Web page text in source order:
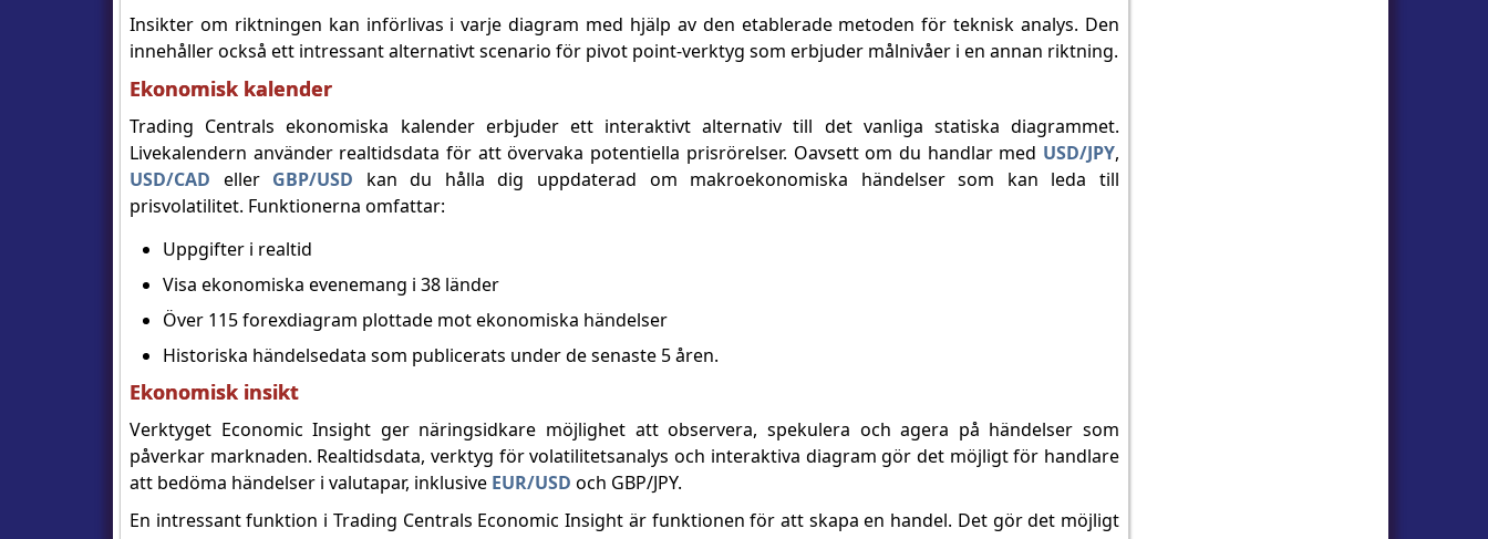
Insikter om riktningen kan införlivas i varje diagram med hjälp av den etablerade metoden för teknisk analys. Den
innehåller också ett intressant alternativt scenario för pivot point-verktyg som erbjuder målnivåer i en annan riktning.
Ekonomisk kalender
Trading Centrals ekonomiska kalender erbjuder ett interaktivt alternativ till det vanliga statiska diagrammet.
Livekalendern använder realtidsdata för att övervaka potentiella prisrörelser. Oavsett om du handlar med USD/JPY,
USD/CAD eller GBP/USD kan du hålla dig uppdaterad om makroekonomiska händelser som kan leda till
prisvolatilitet. Funktionerna omfattar:
Uppgifter i realtid
Visa ekonomiska evenemang i 38 länder
Över 115 forexdiagram plottade mot ekonomiska händelser
Historiska händelsedata som publicerats under de senaste 5 åren.
Ekonomisk insikt
Verktyget Economic Insight ger näringsidkare möjlighet att observera, spekulera och agera på händelser som
påverkar marknaden. Realtidsdata, verktyg för volatilitetsanalys och interaktiva diagram gör det möjligt för handlare
att bedöma händelser i valutapar, inklusive EUR/USD och GBP/JPY.
En intressant funktion i Trading Centrals Economic Insight är funktionen för att skapa en handel. Det gör det möjligt